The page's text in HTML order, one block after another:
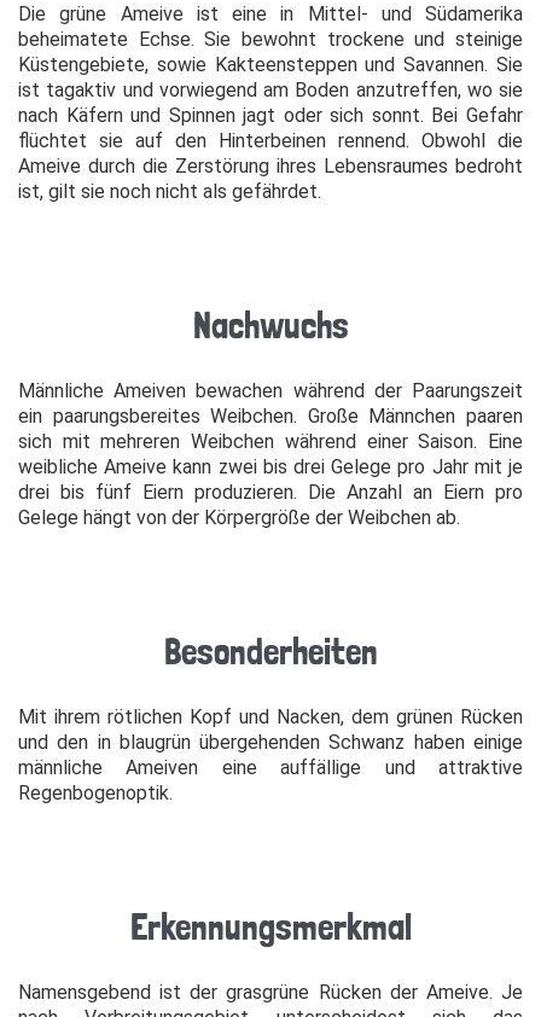
Die grüne Ameive ist eine in Mittel- und Südamerika
beheimatete Echse. Sie bewohnt trockene und steinige
Küstengebiete, sowie Kakteensteppen und Savannen. Sie
ist tagaktiv und vorwiegend am Boden anzutreffen, wo sie
nach Käfern und Spinnen jagt oder sich sonnt. Bei Gefahr
flüchtet sie auf den Hinterbeinen rennend. Obwohl die
Ameive durch die Zerstörung ihres Lebensraumes bedroht
ist, gilt sie noch nicht als gefährdet.
Nachwuchs
Männliche Ameiven bewachen während der Paarungszeit
ein paarungsbereites Weibchen. Große Männchen paaren
sich mit mehreren Weibchen während einer Saison. Eine
weibliche Ameive kann zwei bis drei Gelege pro Jahr mit je
drei bis fünf Eiern produzieren. Die Anzahl an Eiern pro
Gelege hängt von der Körpergröße der Weibchen ab.
Besonderheiten
Mit ihrem rötlichen Kopf und Nacken, dem grünen Rücken
und den in blaugrün übergehenden Schwanz haben einige
männliche Ameiven eine auffällige und attraktive
Regenbogenoptik.
Erkennungsmerkmal
Namensgebend ist der grasgrüne Rücken der Ameive. Je